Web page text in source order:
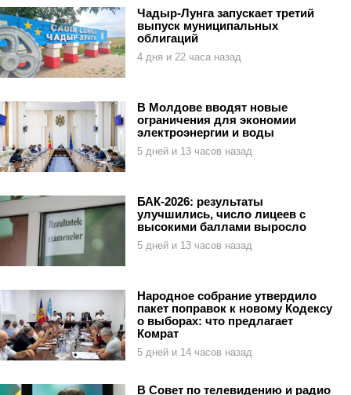
Чадыр-Лунга запускает третий
выпуск муниципальных
облигаций
4 дня и 22 часа назад
В Молдове вводят новые
ограничения для экономии
электроэнергии и воды
5 дней и 13 часов назад
БАК-2026: результаты
улучшились, число лицеев с
высокими баллами выросло
5 дней и 13 часов назад
Народное собрание утвердило
пакет поправок к новому Кодексу
о выборах: что предлагает
Комрат
5 дней и 14 часов назад
В Совет по телевидению и радио